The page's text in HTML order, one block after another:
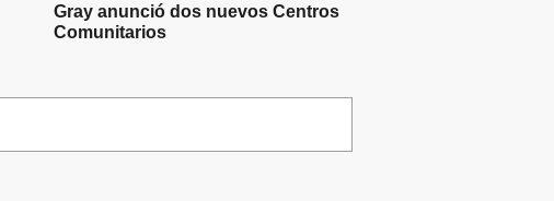
Gray anunció dos nuevos Centros
Comunitarios